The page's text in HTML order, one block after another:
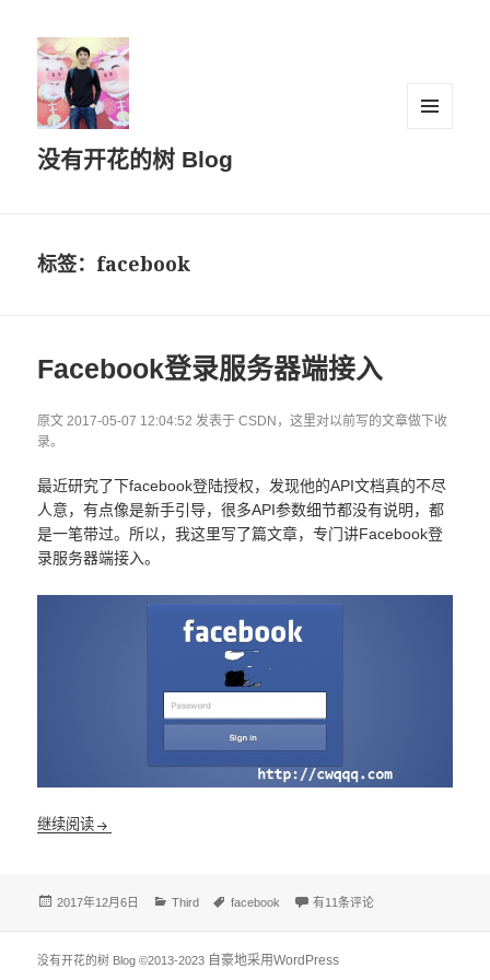
没有开花的树 Blog
标签：facebook
Facebook登录服务器端接入
原文 2017-05-07 12:04:52 发表于 CSDN，这里对以前写的文章做下收
录。
最近研究了下facebook登陆授权，发现他的API文档真的不尽
人意，有点像是新手引导，很多API参数细节都没有说明，都
是一笔带过。所以，我这里写了篇文章，专门讲Facebook登
录服务器端接入。
继续阅读 Facebook登录服务器端接入
发
2017年12月6日
分
Third
标
facebook Facebook登录服务器端接入
有11条评论
没有开花的树 Blog ©2013-2023 自豪地采用WordPress